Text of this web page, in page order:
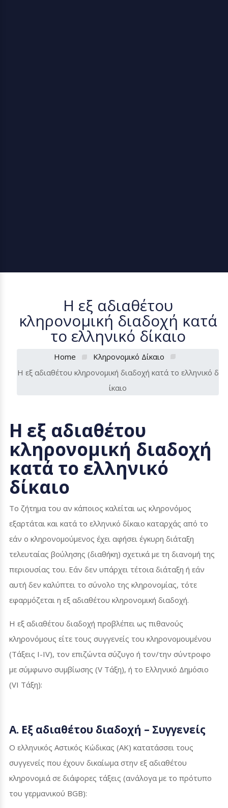
Η εξ αδιαθέτου
κληρονομική διαδοχή κατά
το ελληνικό δίκαιο
Home
Κληρονομικό Δίκαιο
Η εξ αδιαθέτου κληρονομική διαδοχή κατά το ελληνικό δ
ίκαιο
Η εξ αδιαθέτου
κληρονομική διαδοχή
κατά το ελληνικό
δίκαιο
Το ζήτημα του αν κάποιος καλείται ως κληρονόμος
εξαρτάται και κατά το ελληνικό δίκαιο καταρχάς από το
εάν ο κληρονομούμενος έχει αφήσει έγκυρη διάταξη
τελευταίας βούλησης (διαθήκη) σχετικά με τη διανομή της
περιουσίας του. Εάν δεν υπάρχει τέτοια διάταξη ή εάν
αυτή δεν καλύπτει το σύνολο της κληρονομίας, τότε
εφαρμόζεται η εξ αδιαθέτου κληρονομική διαδοχή.
Η εξ αδιαθέτου διαδοχή προβλέπει ως πιθανούς
κληρονόμους είτε τους συγγενείς του κληρονομουμένου
(Τάξεις Ι-IV), τον επιζώντα σύζυγο ή τον/την σύντροφο
με σύμφωνο συμβίωσης (V Τάξη), ή το Ελληνικό Δημόσιο
(VI Τάξη):
Α. Εξ αδιαθέτου διαδοχή – Συγγενείς
Ο ελληνικός Αστικός Κώδικας (ΑΚ) κατατάσσει τους
συγγενείς που έχουν δικαίωμα στην εξ αδιαθέτου
κληρονομιά σε διάφορες τάξεις (ανάλογα με το πρότυπο
του γερμανικού BGB):